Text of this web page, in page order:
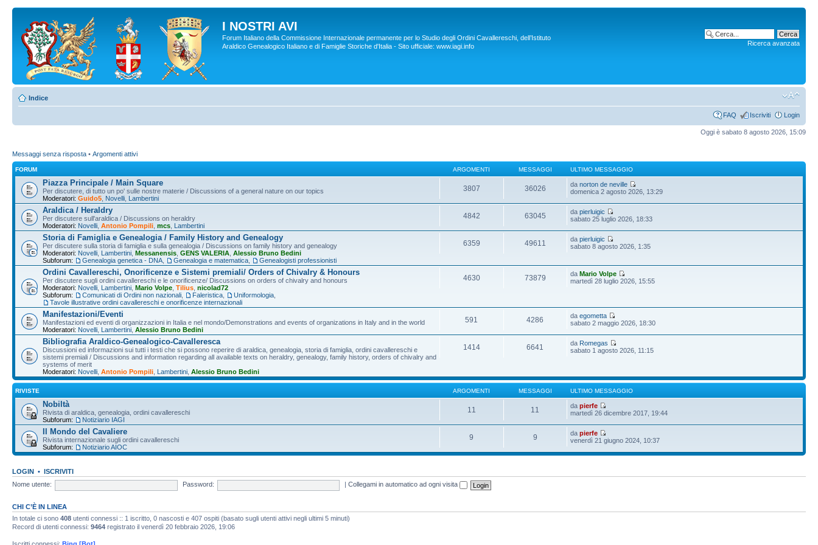
I NOSTRI AVI
Forum Italiano della Commissione Internazionale permanente per lo Studio degli Ordini Cavallereschi, dell’Istituto
Araldico Genealogico Italiano e di Famiglie Storiche d'Italia - Sito ufficiale: www.iagi.info
Ricerca avanzata
Indice
FAQ Iscriviti Login
Oggi è sabato 8 agosto 2026, 15:09
Messaggi senza risposta • Argomenti attivi
FORUM ARGOMENTI MESSAGGI ULTIMO MESSAGGIO
Piazza Principale / Main Square
Per discutere, di tutto un po' sulle nostre materie / Discussions of a general nature on our topics
Moderatori: Guido5 Novelli Lambertini
3807 36026 danorton de neville
domenica 2 agosto 2026, 13:29
Araldica / Heraldry
Per discutere sull'araldica / Discussions on heraldry
Moderatori: Novelli Antonio Pompili mcs Lambertini
4842 63045 dapierluigic
sabato 25 luglio 2026, 18:33
Storia di Famiglia e Genealogia / Family History and Genealogy
Per discutere sulla storia di famiglia e sulla genealogia / Discussions on family history and genealogy
Moderatori: Novelli Lambertini Messanensis GENS VALERIA Alessio Bruno Bedini
Subforum:
Genealogia genetica - DNA Genealogia e matematica Genealogisti professionisti
6359 49611 dapierluigic
sabato 8 agosto 2026, 1:35
Ordini Cavallereschi, Onorificenze e Sistemi premiali/ Orders of Chivalry & Honours
Per discutere sugli ordini cavallereschi e le onorificenze/ Discussions on orders of chivalry and honours
Moderatori: Novelli Lambertini Mario Volpe Tilius nicolad72
Subforum:
Comunicati di Ordini non nazionali Faleristica Uniformologia
Tavole illustrative ordini cavallereschi e onorificenze internazionali
4630 73879 daMario Volpe
martedì 28 luglio 2026, 15:55
Manifestazioni/Eventi
Manifestazioni ed eventi di organizzazioni in Italia e nel mondo/Demonstrations and events of organizations in Italy and in the world
Moderatori: Novelli Lambertini Alessio Bruno Bedini
591 4286 daegometta
sabato 2 maggio 2026, 18:30
Bibliografia Araldico-Genealogico-Cavalleresca
Discussioni ed informazioni sui tutti i testi che si possono reperire di araldica, genealogia, storia di famiglia, ordini cavallereschi e
sistemi premiali / Discussions and information regarding all available texts on heraldry, genealogy, family history, orders of chivalry and
systems of merit
Moderatori: Novelli Antonio Pompili Lambertini Alessio Bruno Bedini
1414 6641 da Romegas
sabato 1 agosto 2026, 11:15
RIVISTE ARGOMENTI MESSAGGI ULTIMO MESSAGGIO
Nobiltà
Rivista di araldica, genealogia, ordini cavallereschi
Subforum:
Notiziario IAGI
11 11 dapierfe
martedì 26 dicembre 2017, 19:44
Il Mondo del Cavaliere
Rivista internazionale sugli ordini cavallereschi
Subforum:
Notiziario AIOC
9 9 dapierfe
venerdì 21 giugno 2024, 10:37
LOGIN • ISCRIVITI
Nome utente:
Password: |Collegami in automatico ad ogni visita
CHI C’È IN LINEA
In totale ci sono 408 utenti connessi :: 1 iscritto, 0 nascosti e 407 ospiti (basato sugli utenti attivi negli ultimi 5 minuti)
Record di utenti connessi: 9464 registrato il venerdì 20 febbraio 2026, 19:06
Iscritti connessi: Bing [Bot]